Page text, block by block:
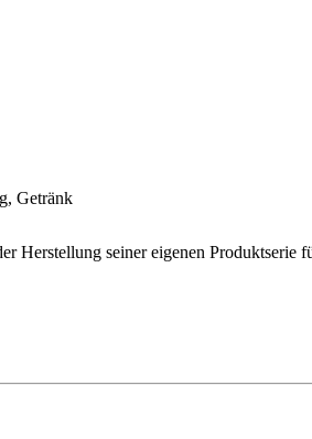
Getränk
Herstellung seiner eigenen Produktserie